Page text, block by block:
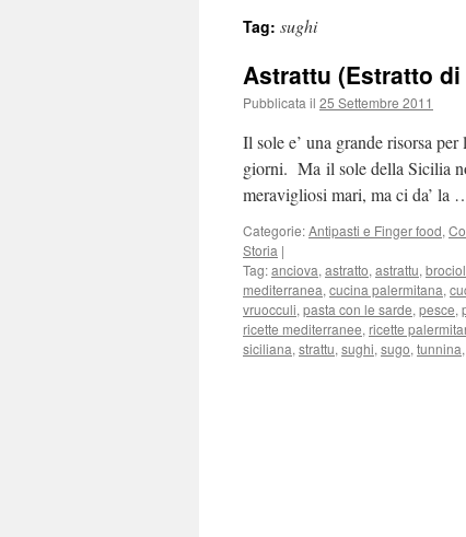
contenuto
Tag: sughi
Astrattu (Estratto
Pubblicata il 25 Settembre 2011
Il sole e’ una grande risorsa
giorni. Ma il sole della Sicilia
meravigliosi mari, ma ci da’ la
Categorie:Antipasti e Finger food,
Storia |
Tag:anciova, astratto, astrattu,
mediterranea, cucina palermitana,
vruocculi, pasta con le sarde, pesce,
ricette mediterranee, ricette
siciliana, strattu, sughi, sugo, tunnina,